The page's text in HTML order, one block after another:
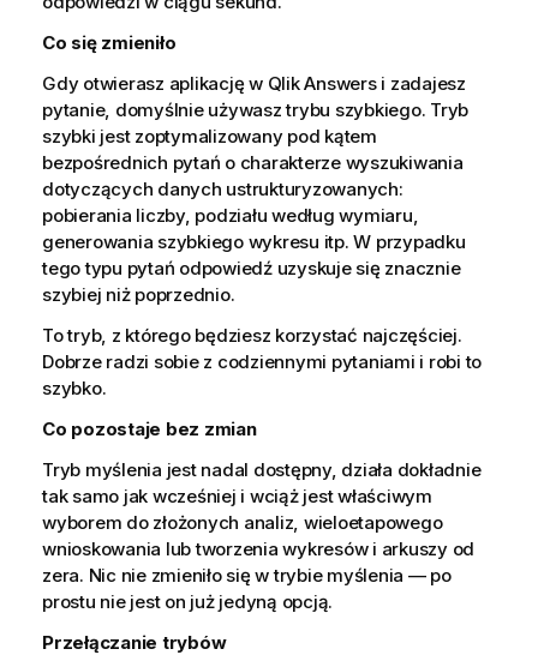
Co się zmieniło
Gdy otwierasz aplikację w Qlik Answers i zadajesz
pytanie, domyślnie używasz trybu szybkiego. Tryb
szybki jest zoptymalizowany pod kątem
bezpośrednich pytań o charakterze wyszukiwania
dotyczących danych ustrukturyzowanych:
pobierania liczby, podziału według wymiaru,
generowania szybkiego wykresu itp. W przypadku
tego typu pytań odpowiedź uzyskuje się znacznie
szybiej niż poprzednio.
To tryb, z którego będziesz korzystać najczęściej.
Dobrze radzi sobie z codziennymi pytaniami i robi to
szybko.
Co pozostaje bez zmian
Tryb myślenia jest nadal dostępny, działa dokładnie
tak samo jak wcześniej i wciąż jest właściwym
wyborem do złożonych analiz, wieloetapowego
wnioskowania lub tworzenia wykresów i arkuszy od
zera. Nic nie zmieniło się w trybie myślenia — po
prostu nie jest on już jedyną opcją.
Przełączanie trybów